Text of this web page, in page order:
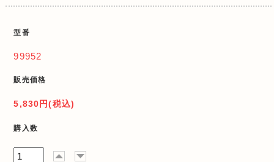
型番
99952
販売価格
5,830円(税込)
購入数